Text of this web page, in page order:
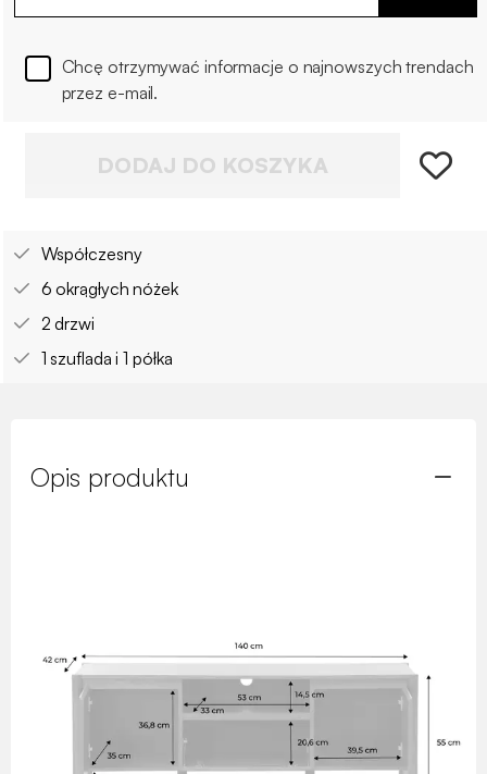
Chcę otrzymywać informacje o najnowszych trendach
przez e-mail.
DODAJ DO KOSZYKA
Współczesny
6 okrągłych nóżek
2 drzwi
1 szuflada i 1 półka
Opis produktu